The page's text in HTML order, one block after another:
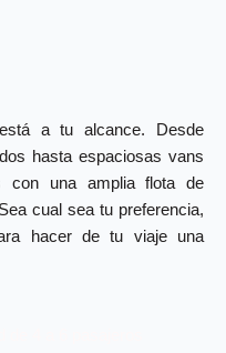
a tu alcance. Desde
hasta espaciosas vans
con una amplia flota de
cual sea tu preferencia,
hacer de tu viaje una